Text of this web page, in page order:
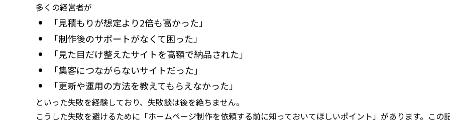
多くの経営者が
「見積もりが想定より2倍も高かった」
「制作後のサポートがなくて困った」
「見た目だけ整えたサイトを高額で納品された」
「集客につながらないサイトだった」
「更新や運用の方法を教えてもらえなかった」
といった失敗を経験しており、失敗談は後を絶ちません。
こうした失敗を避けるために「ホームページ制作を依頼する前に知っておいてほしいポイント」があります。この